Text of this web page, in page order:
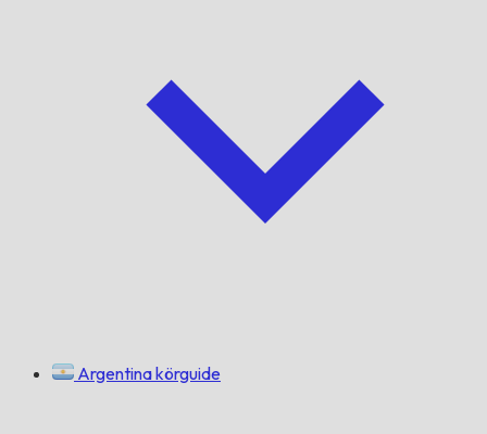
Argentina körguide